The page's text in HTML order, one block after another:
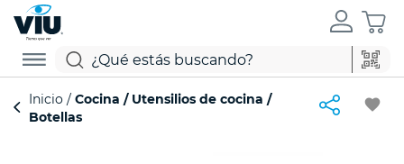
Inicio Cocina Utensilios de cocina
Botellas
favorite